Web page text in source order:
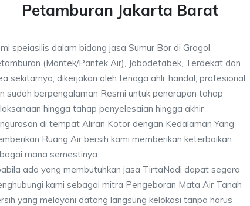
Petamburan Jakarta Barat
speiasilis dalam bidang jasa Sumur Bor di Grogol
(Mantek/Pantek Air), Jabodetabek, Terdekat dan
sekitarnya, dikerjakan oleh tenaga ahli, handal, profesional
sudah berpengalaman Resmi untuk penerapan tahap
hingga tahap penyelesaian hingga akhir
di tempat Aliran Kotor dengan Kedalaman Yang
Ruang Air bersih kami memberikan keterbaikan
mana semestinya.
ada yang membutuhkan jasa TirtaNadi dapat segera
kami sebagai mitra Pengeboran Mata Air Tanah
yang melayani datang langsung kelokasi tanpa harus